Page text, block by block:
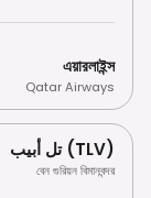
এয়ারলাইন্স
Qatar Airways
تل أبيب (TLV)
বেন গুরিয়ন বিমানবন্দর